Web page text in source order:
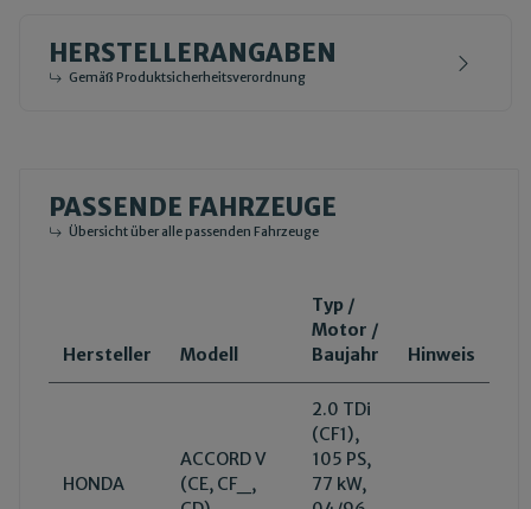
HERSTELLERANGABEN
Gemäß Produktsicherheitsverordnung
PASSENDE FAHRZEUGE
Übersicht über alle passenden Fahrzeuge
Hersteller Modell
Typ /
Motor /
Baujahr
Hinweis
HONDA
ACCORD V
(CE, CF_,
2.0 TDi
(CF1),
105 PS,
77 kW,